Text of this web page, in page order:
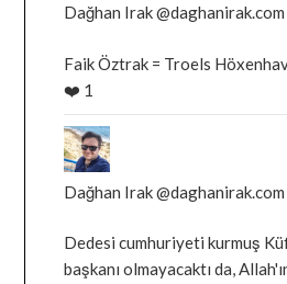
Irak
yazilan
gonderiyi
goruntule
Dağhan Irak@daghanirak.com
Faik Öztrak = Troels
❤️ 1
Bluesky'da
Dağhan
Irak
yazilan
gonderiyi
Dağhan Irak@daghanirak.com
Dedesi cumhuriyeti kurmuş
başkanı olmayacaktı da,